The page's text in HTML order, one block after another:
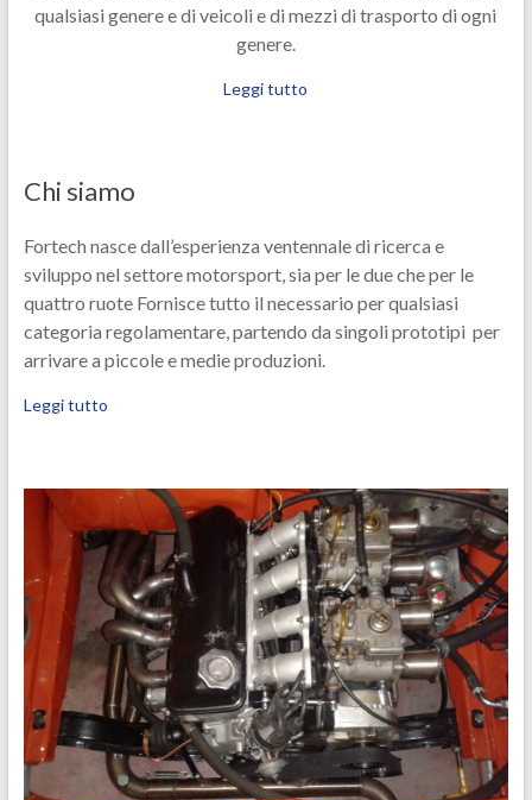
qualsiasi genere e di veicoli e di mezzi di trasporto di ogni
genere.
Leggi tutto
Chi siamo
Fortech nasce dall’esperienza ventennale di ricerca e
sviluppo nel settore motorsport, sia per le due che per le
quattro ruote Fornisce tutto il necessario per qualsiasi
categoria regolamentare, partendo da singoli prototipi per
arrivare a piccole e medie produzioni.
Leggi tutto